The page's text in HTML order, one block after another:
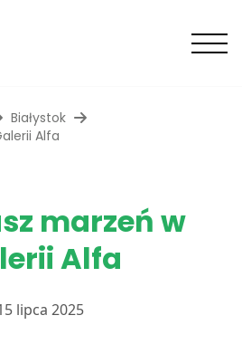
Białystok
Alfa
marzeń w
Alfa
lipca 2025